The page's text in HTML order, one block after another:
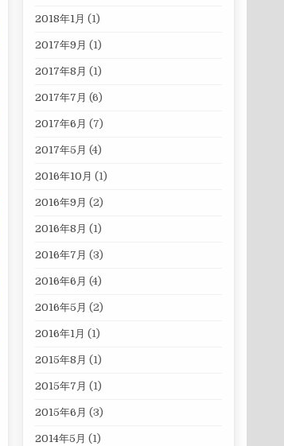
2018年1月 (1)
2017年9月 (1)
2017年8月 (1)
2017年7月 (6)
2017年6月 (7)
2017年5月 (4)
2016年10月 (1)
2016年9月 (2)
2016年8月 (1)
2016年7月 (3)
2016年6月 (4)
2016年5月 (2)
2016年1月 (1)
2015年8月 (1)
2015年7月 (1)
2015年6月 (3)
2014年5月 (1)